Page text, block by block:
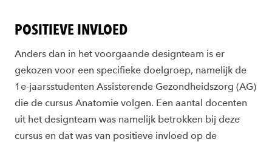
POSITIEVE INVLOED
Anders dan in het voorgaande designteam is er
gekozen voor een specifieke doelgroep, namelijk de
1e-jaarsstudenten Assisterende Gezondheidszorg (AG)
die de cursus Anatomie volgen. Een aantal docenten
uit het designteam was namelijk betrokken bij deze
cursus en dat was van positieve invloed op de